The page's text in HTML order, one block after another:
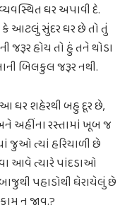
ઘર અપાવી દે.
આટલું સુંદર ઘર છે તો તું
જરૂર હોય તો હું તને થોડા
બિલકુલ જરૂર નથી.
ઘર શહેરથી બહુ દૂર છે,
અહીંના રસ્તામાં ખૂબ જ
ત્યાં હરિયાળી છે
આવે ત્યારે પાંદડાઓ
પહાડોથી ઘેરાયેલું છે
ન જાવ.?